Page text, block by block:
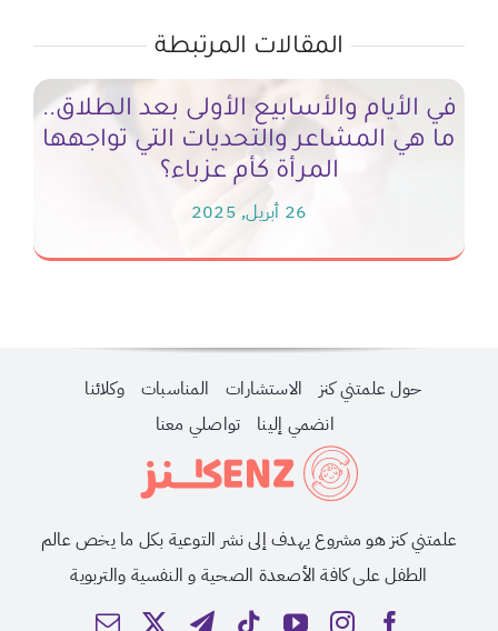
المقالات المرتبطة
في الأيام والأسابيع الأولى بعد الطلاق..
ما هي المشاعر والتحديات التي تواجهها
المرأة كأم عزباء؟
26 أبريل, 2025
حول علمتني كنز الاستشارات المناسبات
وكلائنا
انضمي إلينا
تواصلي معنا
علمتني كنز هو مشروع يهدف إلى نشر التوعية بكل ما يخص عالم
الطفل على كافة الأصعدة الصحية و النفسية والتربوية